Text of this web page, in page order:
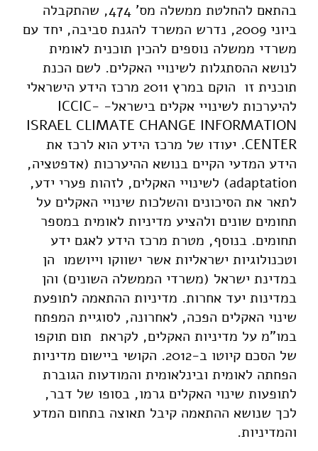
https://doi.org/10.82514/israel-adaptation-climate-
change-policy-iccic-1report-summary
בהתאם להחלטת ממשלה מס' 474, שהתקבלה
ביוני 2009, נדרש המשרד להגנת סביבה, יחד עם
משרדי ממשלה נוספים להכין תוכנית לאומית
לנושא ההסתגלות לשינויי האקלים. לשם הכנת
תוכנית זו הוקם במרץ 2011 מרכז הידע הישראלי
להיערכות לשינויי אקלים בישראל- ICCIC-
ISRAEL CLIMATE CHANGE INFORMATION
CENTER. יעודו של מרכז הידע הוא לרכז את
הידע המדעי הקיים בנושא ההיערכות (אדפטציה,
adaptation) לשינויי האקלים, לזהות פערי ידע,
לתאר את הסיכונים והשלכות שינויי האקלים על
תחומים שונים ולהציע מדיניות לאומית במספר
תחומים. בנוסף, מטרת מרכז הידע לאגם ידע
וטכנולוגיות ישראליות אשר ישווקו וייושמו הן
במדינת ישראל (משרדי הממשלה השונים) והן
במדינות יעד אחרות. מדיניות ההתאמה לתופעת
שינוי האקלים הפכה, לאחרונה, לסוגיית המפתח
במו"מ על מדיניות האקלים, לקראת תום תוקפו
של הסכם קיוטו ב-2012. הקושי ביישום מדיניות
הפחתה לאומית ובינלאומית והמודעות הגוברת
לתופעות שינוי האקלים גרמו, בסופו של דבר,
לכך שנושא ההתאמה קיבל תאוצה בתחום המדע
והמדיניות.